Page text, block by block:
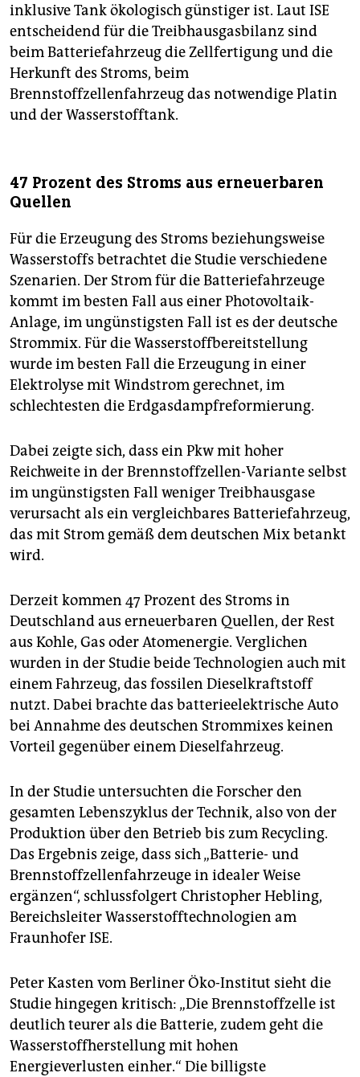
inklusive Tank ökologisch günstiger ist. Laut ISE
entscheidend für die Treibhausgasbilanz sind
beim Batteriefahrzeug die Zellfertigung und die
Herkunft des Stroms, beim
Brennstoffzellenfahrzeug das notwendige Platin
und der Wasserstofftank.
47 Prozent des Stroms aus erneuerbaren
Quellen
Für die Erzeugung des Stroms beziehungsweise
Wasserstoffs betrachtet die Studie verschiedene
Szenarien. Der Strom für die Batteriefahrzeuge
kommt im besten Fall aus einer Photovoltaik-
Anlage, im ungünstigsten Fall ist es der deutsche
Strommix. Für die Wasserstoffbereitstellung
wurde im besten Fall die Erzeugung in einer
Elektrolyse mit Windstrom gerechnet, im
schlechtesten die Erdgasdampfreformierung.
Dabei zeigte sich, dass ein Pkw mit hoher
Reichweite in der Brennstoffzellen-Variante selbst
im ungünstigsten Fall weniger Treibhausgase
verursacht als ein vergleichbares Batteriefahrzeug,
das mit Strom gemäß dem deutschen Mix betankt
wird.
Derzeit kommen 47 Prozent des Stroms in
Deutschland aus erneuerbaren Quellen, der Rest
aus Kohle, Gas oder Atomenergie. Verglichen
wurden in der Studie beide Technologien auch mit
einem Fahrzeug, das fossilen Dieselkraftstoff
nutzt. Dabei brachte das batterieelektrische Auto
bei Annahme des deutschen Strommixes keinen
Vorteil gegenüber einem Dieselfahrzeug.
In der Studie untersuchten die Forscher den
gesamten Lebenszyklus der Technik, also von der
Produktion über den Betrieb bis zum Recycling.
Das Ergebnis zeige, dass sich „Batterie- und
Brennstoffzellenfahrzeuge in idealer Weise
ergänzen“, schlussfolgert Christopher Hebling,
Bereichsleiter Wasserstofftechnologien am
Fraunhofer ISE.
Peter Kasten vom Berliner Öko-Institut sieht die
Studie hingegen kritisch: „Die Brennstoffzelle ist
deutlich teurer als die Batterie, zudem geht die
Wasserstoffherstellung mit hohen
Energieverlusten einher.“ Die billigste